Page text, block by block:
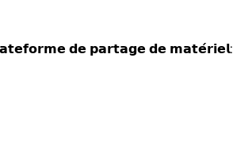
𝗱𝗲 𝗽𝗮𝗿𝘁𝗮𝗴𝗲 𝗱𝗲 𝗺𝗮𝘁𝗲́𝗿𝗶𝗲𝗹: